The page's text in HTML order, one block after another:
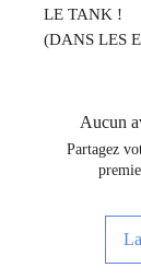
LE TANK !
(DANS LES
Aucun
Partagez